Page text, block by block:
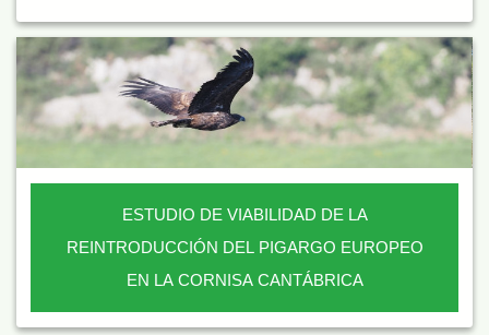
ESTUDIO DE VIABILIDAD DE LA
REINTRODUCCIÓN DEL PIGARGO EUROPEO
EN LA CORNISA CANTÁBRICA